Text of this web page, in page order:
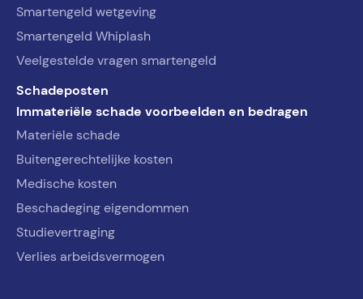
Smartengeld wetgeving
Smartengeld Whiplash
Veelgestelde vragen smartengeld
Schadeposten
Immateriële schade voorbeelden en bedragen
Materiële schade
Buitengerechtelijke kosten
Medische kosten
Beschadeging eigendommen
Studievertraging
Verlies arbeidsvermogen